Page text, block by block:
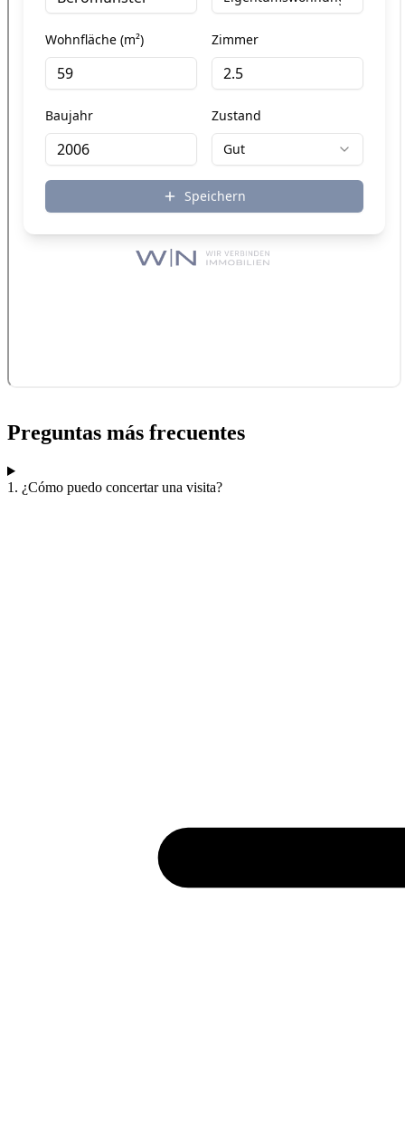
Preguntas más frecuentes
1. ¿Cómo puedo concertar una visita?